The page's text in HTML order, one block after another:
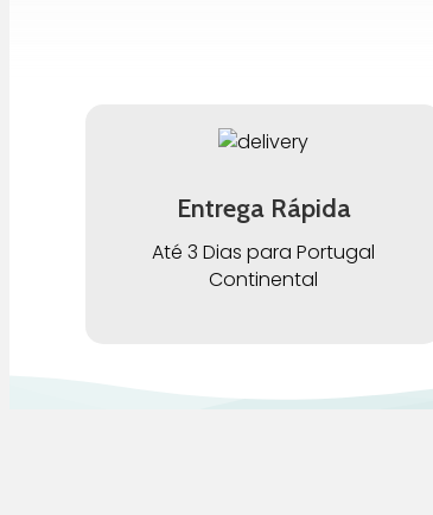
Entrega Rápida
Até 3 Dias para Portugal
Continental